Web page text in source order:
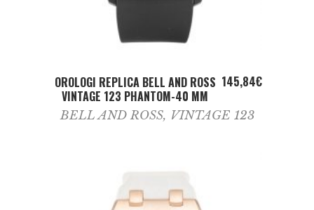
ADD TO CART
OROLOGI REPLICA BELL AND ROSS
VINTAGE 123 PHANTOM-40 MM
145,84€
BELL AND ROSS, VINTAGE 123